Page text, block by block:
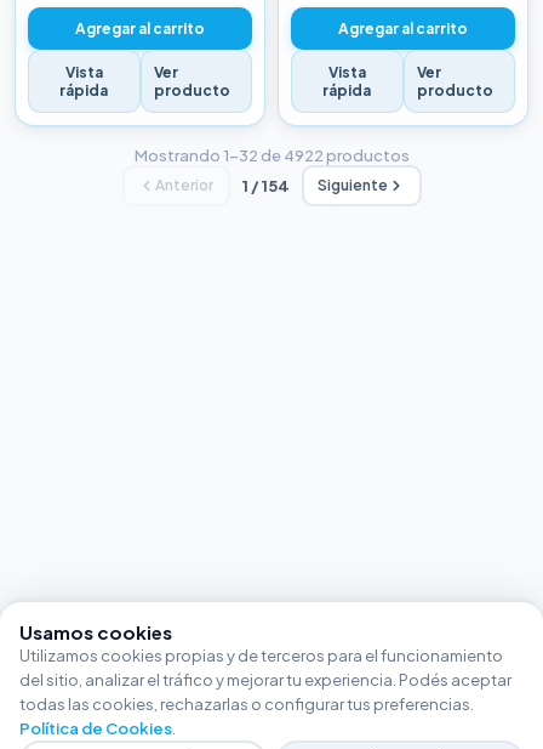
Agregar al carrito
Vista
rápida
Ver
producto
Agregar al carrito
Vista
rápida
Ver
producto
Mostrando 1–32 de 4922 productos
Anterior 1 / 154 Siguiente
Usamos cookies
Utilizamos cookies propias y de terceros para el funcionamiento
del sitio, analizar el tráfico y mejorar tu experiencia. Podés aceptar
todas las cookies, rechazarlas o configurar tus preferencias.
Política de Cookies